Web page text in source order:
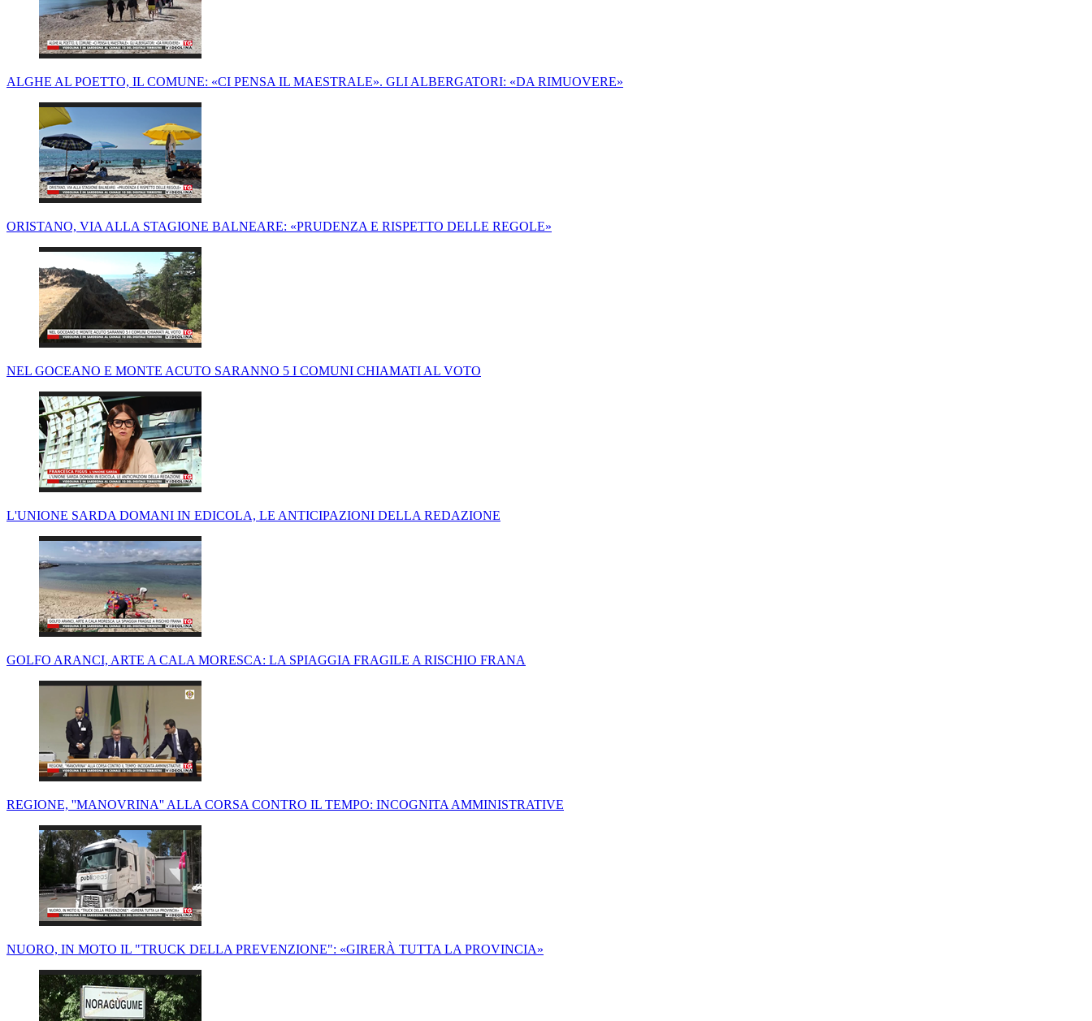
ALGHE AL POETTO, IL COMUNE: «CI PENSA IL MAESTRALE». GLI ALBERGATORI: «DA RIMUOVERE»
ORISTANO, VIA ALLA STAGIONE BALNEARE: «PRUDENZA E RISPETTO DELLE REGOLE»
NEL GOCEANO E MONTE ACUTO SARANNO 5 I COMUNI CHIAMATI AL VOTO
L'UNIONE SARDA DOMANI IN EDICOLA, LE ANTICIPAZIONI DELLA REDAZIONE
GOLFO ARANCI, ARTE A CALA MORESCA: LA SPIAGGIA FRAGILE A RISCHIO FRANA
REGIONE, ''MANOVRINA'' ALLA CORSA CONTRO IL TEMPO: INCOGNITA AMMINISTRATIVE
NUORO, IN MOTO IL "TRUCK DELLA PREVENZIONE": «GIRERÀ TUTTA LA PROVINCIA»